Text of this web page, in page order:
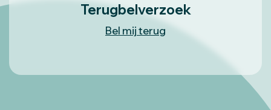
Terugbelverzoek
Bel mij terug